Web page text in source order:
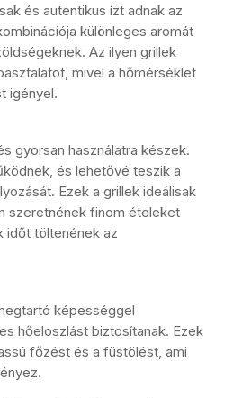
és autentikus ízt adnak az
különleges aromát
Az ilyen grillek
mivel a hőmérséklet
igényel.
gyorsan használatra készek.
és lehetővé teszik a
Ezek a grillek ideálisak
szeretnének finom ételeket
időt töltenének az
képességgel
hőeloszlást biztosítanak. Ezek
főzést és a füstölést, ami